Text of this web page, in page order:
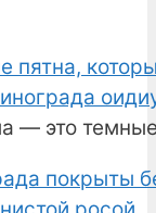
— это